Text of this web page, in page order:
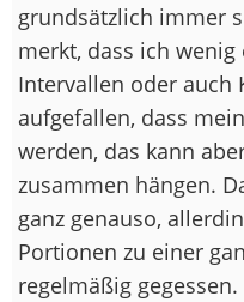
grundsätzlich immer
merkt, dass ich
Intervallen oder auch
aufgefallen, dass
werden, das kann
zusammen hängen.
ganz genauso,
Portionen zu einer
regelmäßig